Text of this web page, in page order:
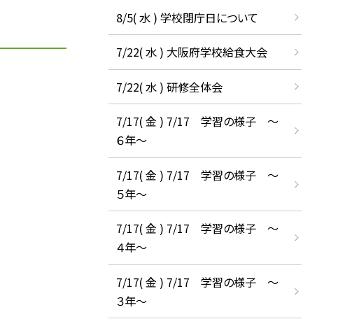
8/5( 水 ) 学校閉庁日について
7/22( 水 ) 大阪府学校給食大会
7/22( 水 ) 研修全体会
7/17( 金 ) 7/17 学習の様子 ～
６年～
7/17( 金 ) 7/17 学習の様子 ～
５年～
7/17( 金 ) 7/17 学習の様子 ～
４年～
7/17( 金 ) 7/17 学習の様子 ～
３年～